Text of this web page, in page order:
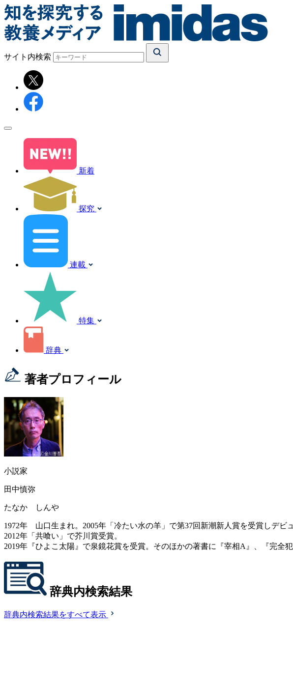
サイト内検索
新着
探究
連載
特集
辞典
著者プロフィール
小説家
田中慎弥
たなか しんや
1972年 山口生まれ。2005年「冷たい水の羊」で第37回新潮新人賞を受賞しデビ
2012年「共喰い」で芥川賞受賞。
2019年『ひよこ太陽』で泉鏡花賞を受賞。そのほかの著書に『宰相A』、『完全
辞典内検索結果
辞典内検索結果をすべて表示